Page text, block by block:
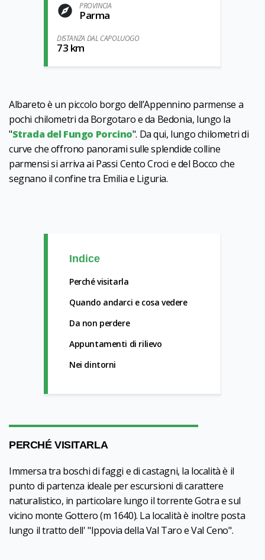
PROVINCIA
Parma
DISTANZA DAL CAPOLUOGO
73 km
Albareto è un piccolo borgo dell’Appennino parmense a
pochi chilometri da Borgotaro e da Bedonia, lungo la
"Strada del Fungo Porcino". Da qui, lungo chilometri di
curve che offrono panorami sulle splendide colline
parmensi si arriva ai Passi Cento Croci e del Bocco che
segnano il confine tra Emilia e Liguria.
Indice
Perché visitarla
Quando andarci e cosa vedere
Da non perdere
Appuntamenti di rilievo
Nei dintorni
PERCHÉ VISITARLA
Immersa tra boschi di faggi e di castagni, la località è il
punto di partenza ideale per escursioni di carattere
naturalistico, in particolare lungo il torrente Gotra e sul
vicino monte Gottero (m 1640). La località è inoltre posta
lungo il tratto dell' "Ippovia della Val Taro e Val Ceno".